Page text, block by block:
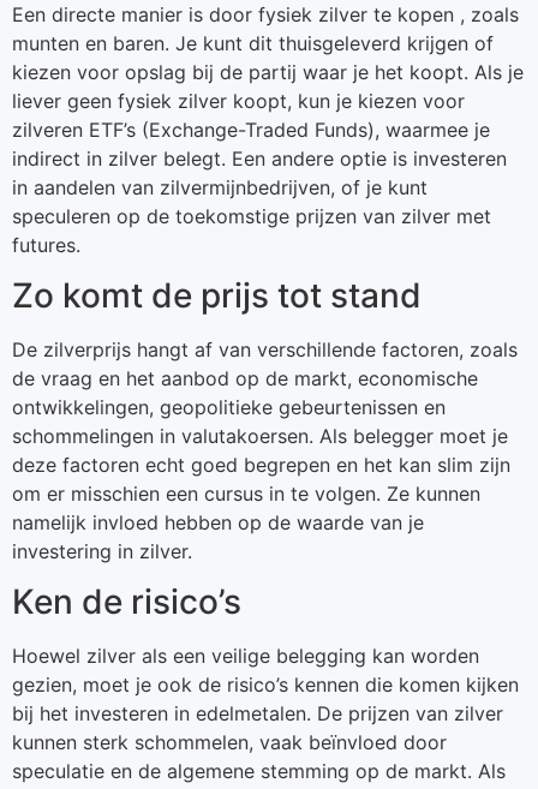
Een directe manier is door fysiek zilver te kopen , zoals
munten en baren. Je kunt dit thuisgeleverd krijgen of
kiezen voor opslag bij de partij waar je het koopt. Als je
liever geen fysiek zilver koopt, kun je kiezen voor
zilveren ETF’s (Exchange-Traded Funds), waarmee je
indirect in zilver belegt. Een andere optie is investeren
in aandelen van zilvermijnbedrijven, of je kunt
speculeren op de toekomstige prijzen van zilver met
futures.
Zo komt de prijs tot stand
De zilverprijs hangt af van verschillende factoren, zoals
de vraag en het aanbod op de markt, economische
ontwikkelingen, geopolitieke gebeurtenissen en
schommelingen in valutakoersen. Als belegger moet je
deze factoren echt goed begrepen en het kan slim zijn
om er misschien een cursus in te volgen. Ze kunnen
namelijk invloed hebben op de waarde van je
investering in zilver.
Ken de risico’s
Hoewel zilver als een veilige belegging kan worden
gezien, moet je ook de risico’s kennen die komen kijken
bij het investeren in edelmetalen. De prijzen van zilver
kunnen sterk schommelen, vaak beïnvloed door
speculatie en de algemene stemming op de markt. Als